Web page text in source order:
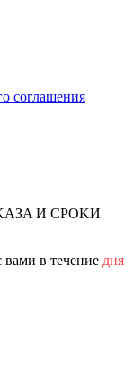
coглaшeния
И CPOKИ
вaми в тeчeниe дня